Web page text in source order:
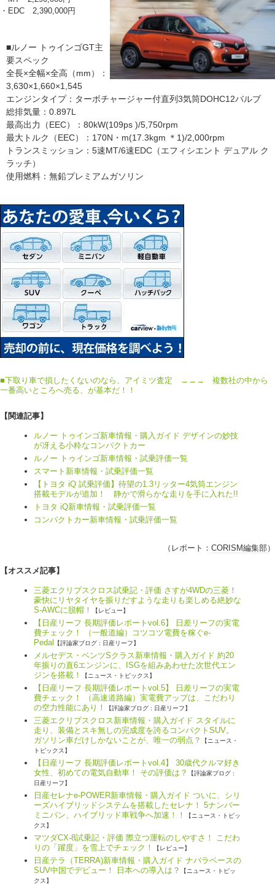
・EDC 2,390,000円
■ルノー トゥインゴGT主
要スペック
全長×全幅×全高（mm）：
3,630×1,660×1,545
エンジンタイプ：ターボチャージャー付直列3気筒DOHC12バルブ
総排気量：0.897L
最高出力（EEC）：80kW(109ps )/5,750rpm
最大トルク（EEC）：170N・m(17.3kgm ＊1)/2,000rpm
トランスミッション：5速MT/6速EDC（エフィシエント デュアル ク
ラッチ）
使用燃料：無鉛プレミアムガソリン
■下取り車で損したくないのなら、アイミツ査定 →→→ 複数社の中から
一番高いところへ売る、が基本だ！！
【関連記事】
ルノー トゥインゴ新車情報・購入ガイド デザインの妙技
が冴える小粋なコンパクトカー
ルノー トゥインゴ新車情報・試乗評価一覧
スマート新車情報・試乗評価一覧
【トヨタ iQ 試乗評価】待望の1.3リッター4気筒エンジン
搭載モデルが追加！ 静かで滑らかな走りを手に入れた!!
トヨタ iQ新車情報・試乗評価一覧
コンパクトカー新車情報・試乗評価一覧
（レポート： CORISM編集部）
【オススメ記事】
三菱エクリプスクロス試乗記・評価 さすが4WDの三菱！
豪快にリヤタイヤを振りだすような走りも楽しめる絶妙な
S-AWCに脱帽！
【レビュー】
【日産リーフ 長期評価レポートvol.6】 日差リーフの実電
費チェック！ （一般道編）コツコツ電費を稼ぐe-
Pedal
【評論家ブログ : 日産リーフ】
メルセデス・ベンツSクラス新車情報・購入ガイド 約20
年振りの直6エンジンに、ISGを組みあわせた次世代エン
ジンを搭載！
【ニュース・トピックス】
【日産リーフ 長期評価レポートvol.5】 日差リーフの実電
費チェック！ （高速道路編）実電費アップは、こだわり
の空力性能にあり！
【評論家ブログ : 日産リーフ】
三菱エクリプスクロス新車情報・購入ガイド スタイルに
走り、装備とスキ無しの完成度を誇るコンパクトSUV。
ガソリン車だけしかないことが、唯一の弱点？
【ニュース・
トピックス】
【日産リーフ 長期評価レポートvol.4】 30歳代クルマ好き
女性、初めての電気自動車！ その評価は？
【評論家ブログ :
日産リーフ】
日産セレナe-POWER新車情報・購入ガイド ついに、シリ
ーズハイブリッドシステムを搭載したセレナ！ 5ナンバー
ミニバン、ハイブリッド車戦争へ加速！！
【ニュース・トピッ
クス】
マツダCX-8試乗記・評価 際立つ運転のしやすさ！ こだわ
りの「躍度」を雪上でチェック！
【レビュー】
日産テラ（TERRA)新車情報・購入ガイド ナバラベースの
SUV中国でデビュー！ 日本への導入は？
【ニュース・トピッ
クス】